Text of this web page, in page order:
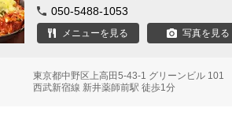
050-5488-1053
メニューを見る 写真を見る
東京都中野区上高田5-43-1 グリーンビル 101
西武新宿線 新井薬師前駅 徒歩1分